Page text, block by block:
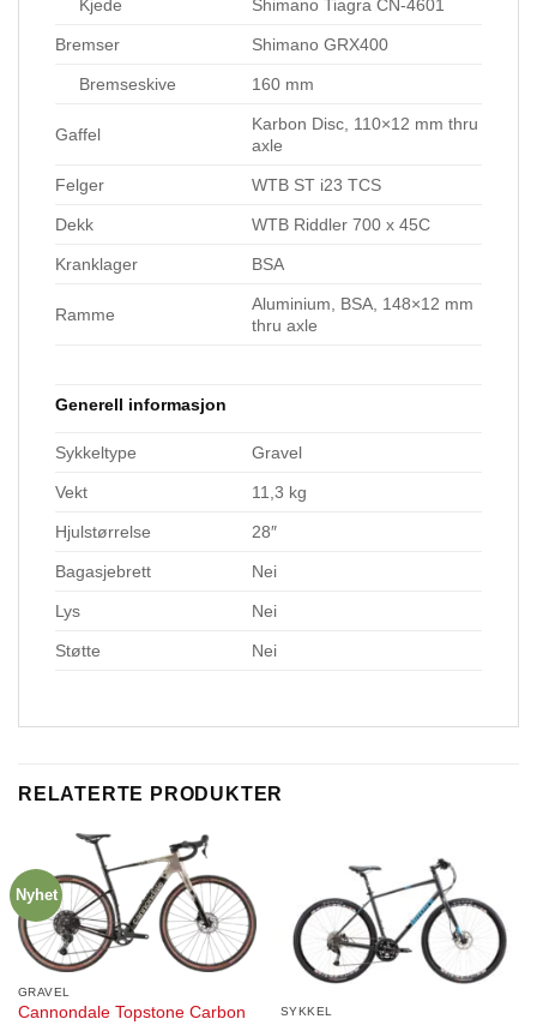
Kjede Shimano Tiagra CN-4601
Bremser Shimano GRX400
Bremseskive 160 mm
Gaffel
Karbon Disc, 110×12 mm thru
axle
Felger WTB ST i23 TCS
Dekk WTB Riddler 700 x 45C
Kranklager BSA
Ramme
Aluminium, BSA, 148×12 mm
thru axle
Generell informasjon
Sykkeltype Gravel
Vekt 11,3 kg
Hjulstørrelse 28″
Bagasjebrett Nei
Lys Nei
Støtte Nei
RELATERTE PRODUKTER
Nyhet
GRAVEL
Cannondale Topstone Carbon
SYKKEL